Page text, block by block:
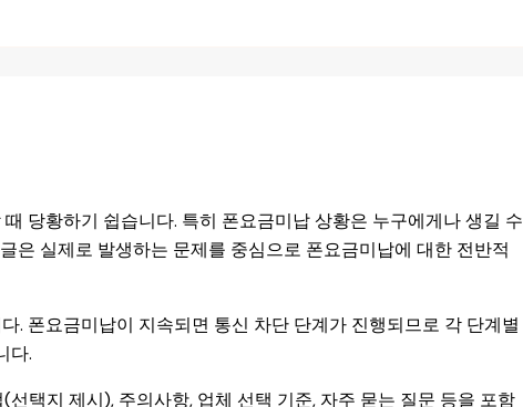
당황하기 쉽습니다. 특히 폰요금미납 상황은 누구에게나 생길 수
은 실제로 발생하는 문제를 중심으로 폰요금미납에 대한 전반적
. 폰요금미납이 지속되면 통신 차단 단계가 진행되므로 각 단계별
다.
택지 제시), 주의사항, 업체 선택 기준, 자주 묻는 질문 등을 포함